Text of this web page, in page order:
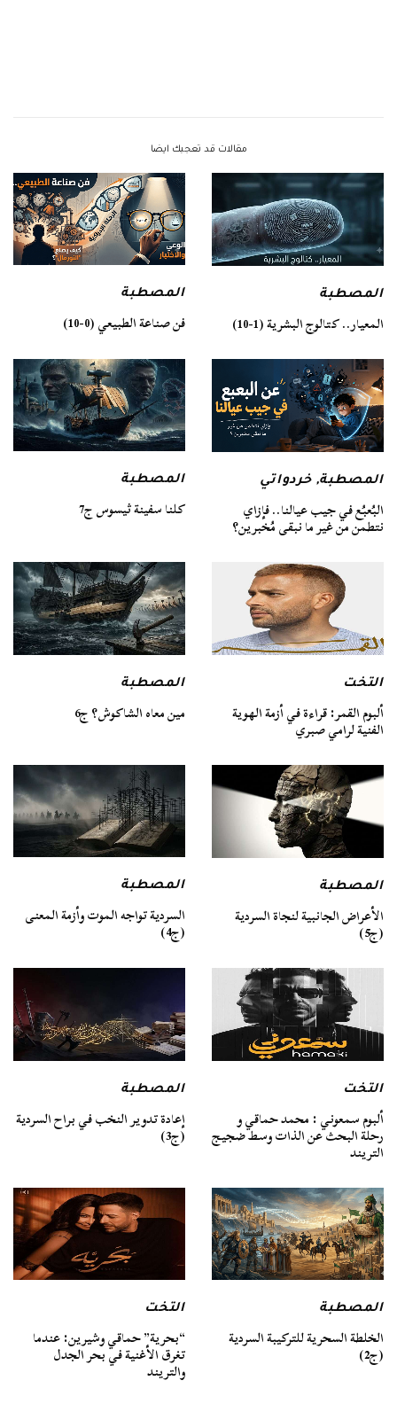
مقالات قد تعجبك ايضا
المصطبة
المعيار.. كتالوج البشرية (1-10)
المصطبة
فن صناعة الطبيعي (0-10)
المصطبة,خردواتي
البُعبُع في جيب عيالنا.. فإزاي
نتطمن من غير ما نبقى مُخبرين؟
المصطبة
كلنا سفينة ثيسوس ج7
التخت
ألبوم القمر: قراءة في أزمة الهوية
الفنية لرامي صبري
المصطبة
مين معاه الشاكوش؟ ج6
المصطبة
الأعراض الجانبية لنجاة السردية
(ج5)
المصطبة
السردية تواجه الموت وأزمة المعنى
(ج4)
التخت
ألبوم سمعوني : محمد حماقي و
رحلة البحث عن الذات وسط ضجيج
التريند
المصطبة
إعادة تدوير النخب في براح السردية
(ج3)
المصطبة
الخلطة السحرية للتركيبة السردية
(ج2)
التخت
“بحرية” حماقي وشيرين: عندما
تغرق الأغنية في بحر الجدل
والتريند